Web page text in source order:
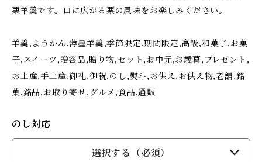
栗羊羹です。口に広がる栗の風味をお楽しみください。
羊羹,ようかん,薄墨羊羹,季節限定,期間限定,高級,和菓子,お菓
子,スイーツ,贈答品,贈り物,セット,お中元,お歳暮,プレゼント,
お土産,手土産,御礼,御祝,のし,熨斗,お供え,お供え物,老舗,銘
菓,銘品,お取り寄せ,グルメ,食品,通販
のし対応
選択する（必須）